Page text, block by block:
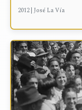
2012 | José La Vía